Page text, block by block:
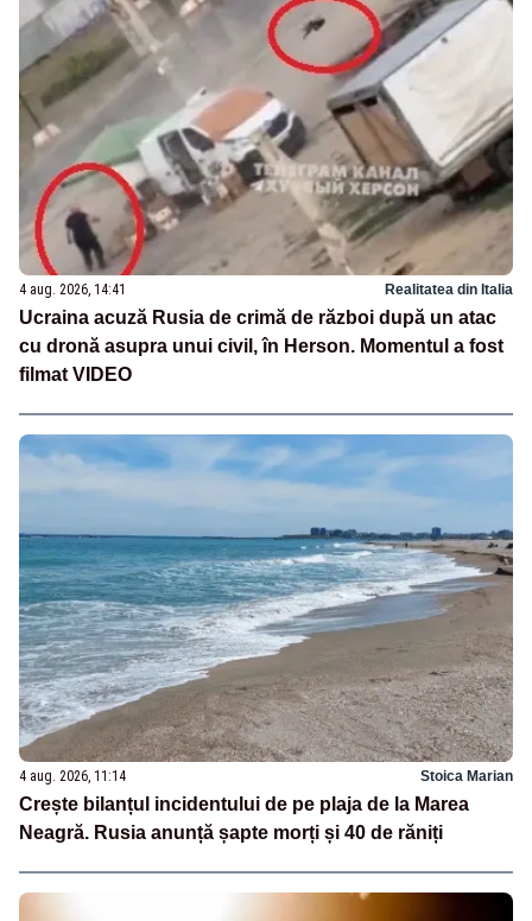
4 aug. 2026, 14:41 Realitatea din Italia
Ucraina acuză Rusia de crimă de război după un atac
cu dronă asupra unui civil, în Herson. Momentul a fost
filmat VIDEO
4 aug. 2026, 11:14 Stoica Marian
Crește bilanțul incidentului de pe plaja de la Marea
Neagră. Rusia anunță șapte morți și 40 de răniți